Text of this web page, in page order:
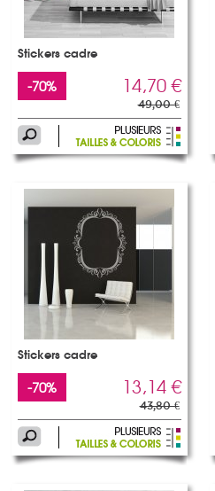
Stickers cadre
-70% 14,70 €
49,00 €
Stickers cadre
-70% 13,14 €
43,80 €